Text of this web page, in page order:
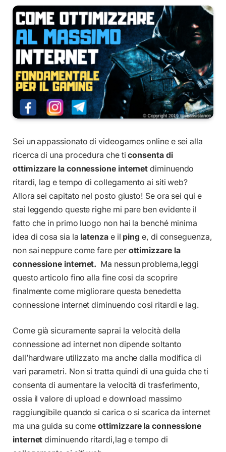
Sei un appassionato di videogames online e sei alla
ricerca di una procedura che ticonsenta di
ottimizzare la connessione internet diminuendo
ritardi, lag e tempo di collegamento ai siti web?
Allora sei capitato nel posto giusto! Se ora sei qui e
stai leggendo queste righe mi pare ben evidente il
fatto che in primo luogo non hai la benché minima
idea di cosa sia la latenzae il ping e, di conseguenza,
non sai neppure come fare per ottimizzare la
connessione internet. Ma nessun problema,leggi
questo articolo fino alla fine cosi da scoprire
finalmente come migliorare questa benedetta
connessione internet diminuendo cosi ritardi e lag.
Come già sicuramente saprai la velocità della
connessione ad internet non dipende soltanto
dall’hardware utilizzato ma anche dalla modifica di
vari parametri. Non si tratta quindi di una guida che ti
consenta di aumentare la velocità di trasferimento,
ossia il valore di upload e download massimo
raggiungibile quando si carica o si scarica da internet
ma una guida su comeottimizzare la connessione
internet diminuendo ritardi,lag e tempo di